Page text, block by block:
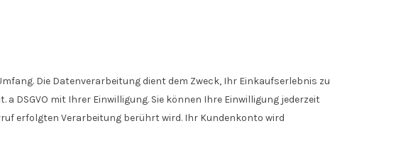
Die Datenverarbeitung dient dem Zweck, Ihr Einkaufserlebnis zu
DSGVO mit Ihrer Einwilligung. Sie können Ihre Einwilligung jederzeit
erfolgten Verarbeitung berührt wird. Ihr Kundenkonto wird